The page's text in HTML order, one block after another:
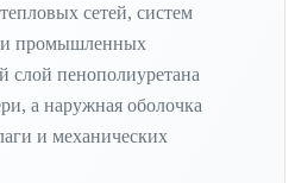
сетей, систем
и промышленных
слой пенополиуретана
а наружная оболочка
и механических